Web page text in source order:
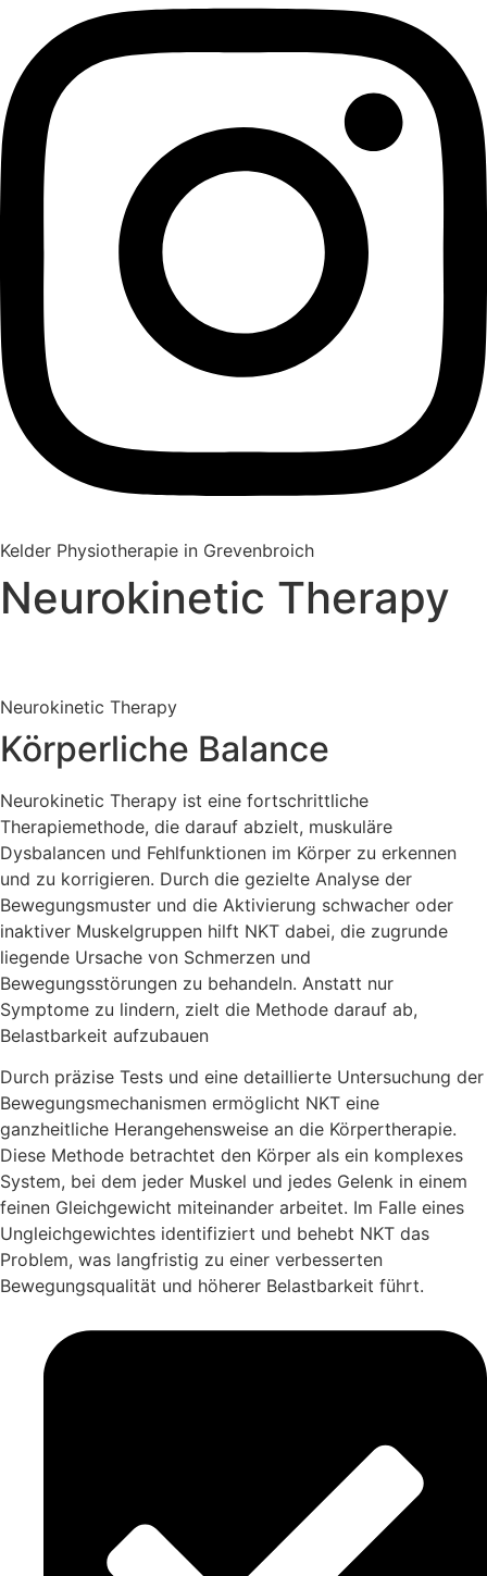
Kelder Physiotherapie in Grevenbroich
Neurokinetic Therapy
Neurokinetic Therapy
Körperliche Balance
Neurokinetic Therapy ist eine fortschrittliche
Therapiemethode, die darauf abzielt, muskuläre
Dysbalancen und Fehlfunktionen im Körper zu erkennen
und zu korrigieren. Durch die gezielte Analyse der
Bewegungsmuster und die Aktivierung schwacher oder
inaktiver Muskelgruppen hilft NKT dabei, die zugrunde
liegende Ursache von Schmerzen und
Bewegungsstörungen zu behandeln. Anstatt nur
Symptome zu lindern, zielt die Methode darauf ab,
Belastbarkeit aufzubauen
Durch präzise Tests und eine detaillierte Untersuchung der
Bewegungsmechanismen ermöglicht NKT eine
ganzheitliche Herangehensweise an die Körpertherapie.
Diese Methode betrachtet den Körper als ein komplexes
System, bei dem jeder Muskel und jedes Gelenk in einem
feinen Gleichgewicht miteinander arbeitet. Im Falle eines
Ungleichgewichtes identifiziert und behebt NKT das
Problem, was langfristig zu einer verbesserten
Bewegungsqualität und höherer Belastbarkeit führt.